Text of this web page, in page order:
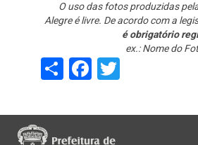
O uso das fotos produzidas
Alegre é livre. De acordo com a
é obrigatório
ex.: Nome do
ShareFacebook